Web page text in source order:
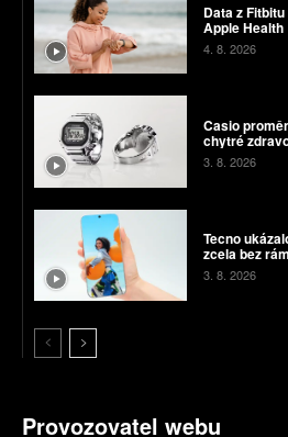
Data z
Apple Health
4. 8. 2026
Casio
chytré
3. 8. 2026
Tecno
zcela bez
3. 8. 2026
Provozovatel webu